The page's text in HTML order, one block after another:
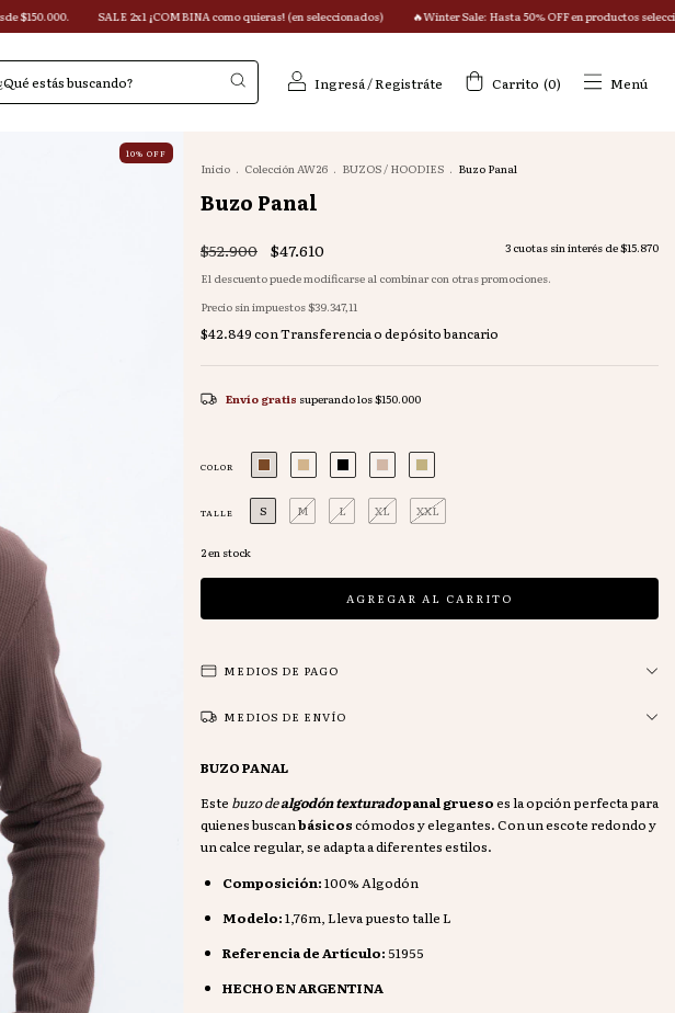
2x1 ¡COMBINA como quieras! (en seleccionados) 🔥Winter Sale: Hasta 50% OFF en productos seleccionados + 10% OFF
Menú
Ingresá/Registráte Carrito (0)
10% OFF
Inicio . Colección AW26 . BUZOS / HOODIES . Buzo Panal
Buzo Panal
$52.900 $47.610 3 cuotas sin interés de$15.870
El descuento puede modificarse al combinar con otras promociones.
Precio sin impuestos$39.347,11
$42.849conTransferencia o depósito bancario
Envío gratis superando los$150.000
COLOR
TALLE S M L XL XXL
2en stock
MEDIOS DE PAGO
MEDIOS DE ENVÍO
BUZO PANAL
Este buzo dealgodón texturadopanalgruesoes la opción perfecta para
quienes buscanbásicoscómodos y elegantes. Con un escote redondo y
un calce regular, se adapta a diferentes estilos.
Composición:100% Algodón
Modelo:1,76m, Lleva puesto talle L
Referencia de Artículo:51955
HECHO EN ARGENTINA